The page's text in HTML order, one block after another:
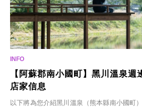
【阿蘇郡南小國町】黑川溫泉週
店家信息
以下將為您介紹黑川溫泉（熊本縣南小國町